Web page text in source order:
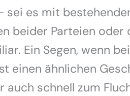
sei es mit
beider Parteien oder
Ein Segen, wenn
einen ähnlichen
auch schnell zum